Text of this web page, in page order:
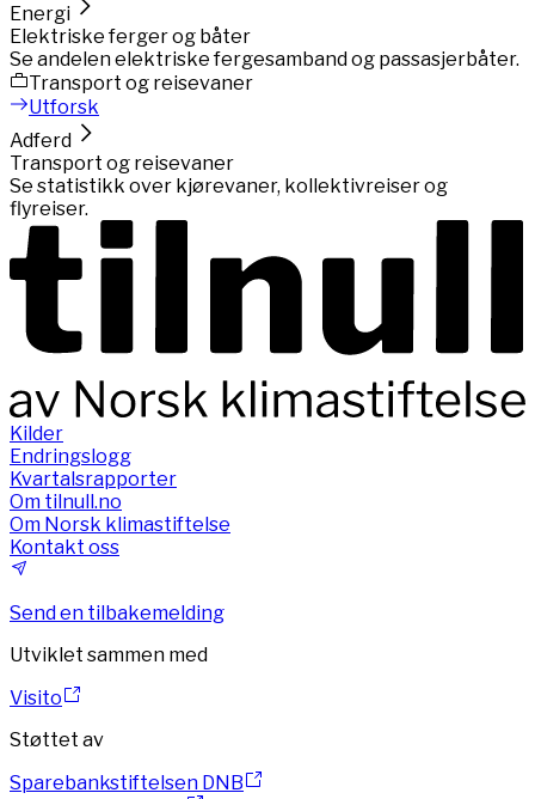
Energi
Elektriske ferger og båter
Se andelen elektriske fergesamband og passasjerbåter.
Transport og reisevaner
Utforsk
Adferd
Transport og reisevaner
Se statistikk over kjørevaner, kollektivreiser og
flyreiser.
Kilder
Endringslogg
Kvartalsrapporter
Om tilnull.no
Om Norsk klimastiftelse
Kontakt oss
Send en tilbakemelding
Utviklet sammen med
Visito
Støttet av
Sparebankstiftelsen DNB